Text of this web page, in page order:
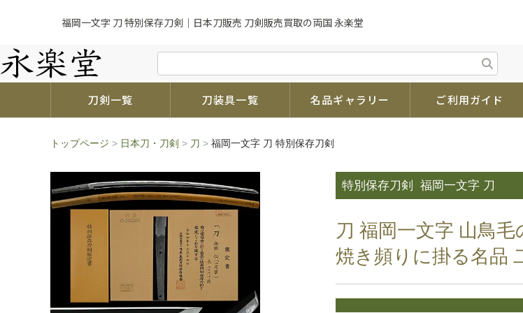
福岡一文字 刀 特別保存刀剣｜日本刀販売 刀剣販売買取の両国 永楽堂
刀剣一覧 刀装具一覧 名品ギャラリー ご利用ガイド
トップページ > 日本刀・刀剣 > 刀 > 福岡一文字 刀 特別保存刀剣
特別保存刀剣 福岡一文字 刀
刀 福岡一文字 山鳥
焼き頻りに掛る名品